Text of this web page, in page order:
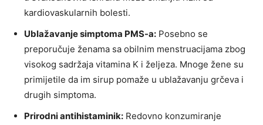
kardiovaskularnih bolesti.
Ublažavanje simptoma PMS-a: Posebno se
preporučuje ženama sa obilnim menstruacijama zbog
visokog sadržaja vitamina K i željeza. Mnoge žene su
primijetile da im sirup pomaže u ublažavanju grčeva i
drugih simptoma.
Prirodni antihistaminik: Redovno konzumiranje